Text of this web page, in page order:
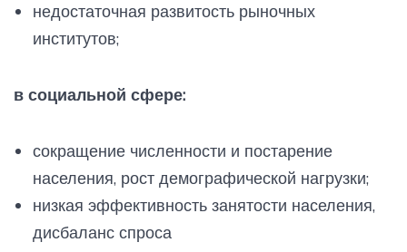
недостаточная развитость рыночных
институтов;
в социальной сфере:
сокращение численности и постарение
населения, рост демографической нагрузки;
низкая эффективность занятости населения,
дисбаланс спроса